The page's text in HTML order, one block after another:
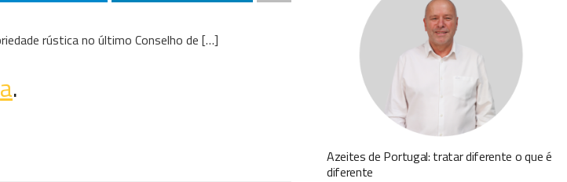
rústica no último Conselho de […]
.
Azeites de Portugal: tratar diferente o que é
diferente